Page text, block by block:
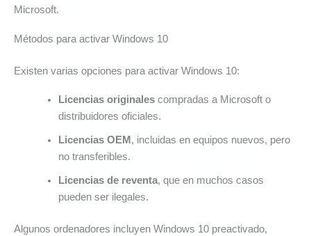
Microsoft.
Métodos para activar Windows 10
Existen varias opciones para activar Windows 10:
Licencias originalescompradas a Microsoft o
distribuidores oficiales.
Licencias OEM , incluidas en equipos nuevos, pero
no transferibles.
Licencias de reventa, que en muchos casos
pueden ser ilegales.
Algunos ordenadores incluyen Windows 10 preactivado,